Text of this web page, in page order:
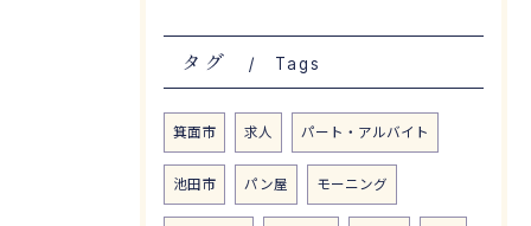
タグ Tags
箕面市 求人 パート・アルバイト
池田市 パン屋 モーニング